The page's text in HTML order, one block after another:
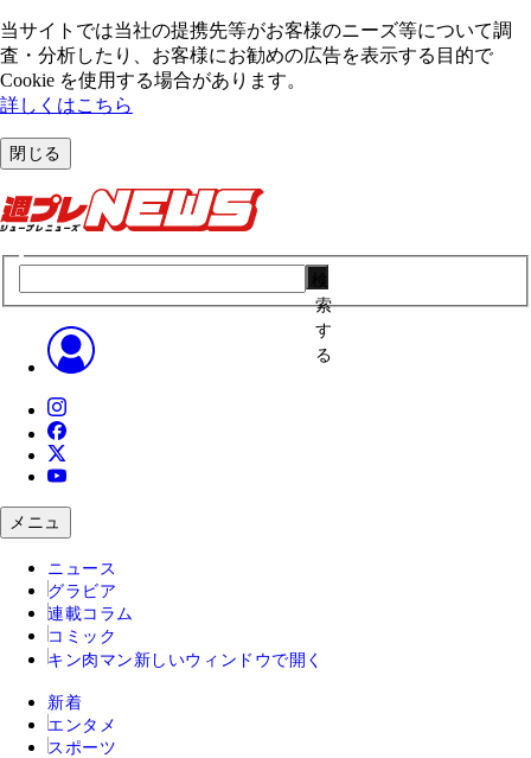
当サイトでは当社の提携先等がお客様のニーズ等について調
査・分析したり、お客様にお勧めの広告を表⽰する⽬的で
Cookie を使⽤する場合があります。
詳しくはこちら
閉じる
索
す
る
メニュ
ニュース
グラビア
連載コラム
コミック
キン肉マン 新しいウィンドウで開く
新着
エンタメ
スポーツ